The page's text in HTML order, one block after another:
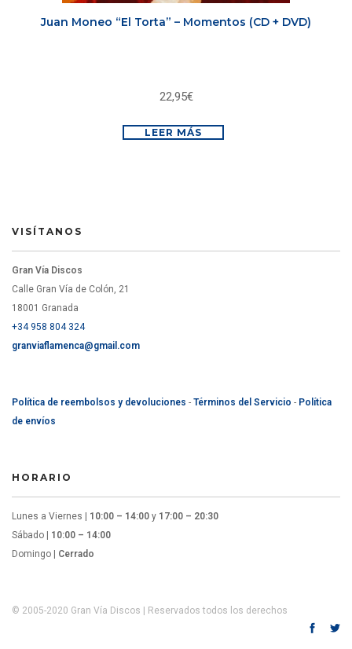
Juan Moneo “El Torta” – Momentos (CD + DVD)
22,95€
LEER MÁS
VISÍTANOS
Gran Vía Discos
Calle Gran Vía de Colón, 21
18001 Granada
+34 958 804 324
granviaflamenca@gmail.com
Política de reembolsos y devoluciones - Términos del Servicio - Política
de envíos
HORARIO
Lunes a Viernes | 10:00 – 14:00 y 17:00 – 20:30
Sábado | 10:00 – 14:00
Domingo | Cerrado
© 2005-2020 Gran Vía Discos | Reservados todos los derechos